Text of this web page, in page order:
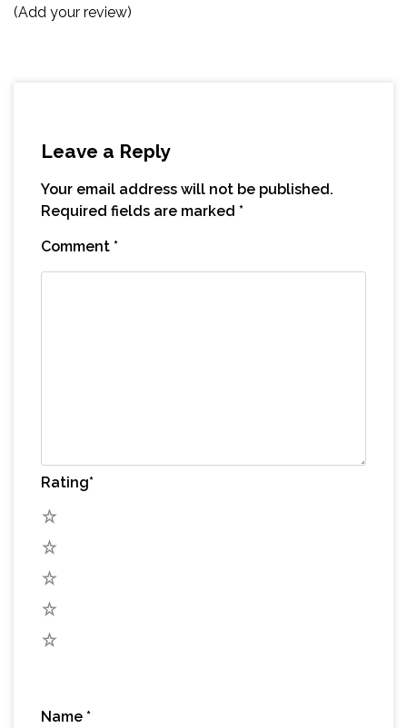
(Add your review)
Leave a Reply
Your email address will not be published.
Required fields are marked *
Comment *
Rating*
Name *